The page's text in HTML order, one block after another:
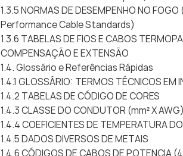
1.3.5 NORMAS DE DESEMPENHO NO FOGO
Performance Cable Standards)
1.3.6 TABELAS DE FIOS E CABOS
COMPENSAÇÃO E EXTENSÃO
1.4. Glossário e Referências Rápidas
1.4.1 GLOSSÁRIO: TERMOS TÉCNICOS EM
1.4.2 TABELAS DE CÓDIGO DE CORES
1.4.3 CLASSE DO CONDUTOR (mm² X
1.4.4 COEFICIENTES DE TEMPERATURA
1.4.5 DADOS DIVERSOS DE METAIS
1.4.6 CÓDIGOS DE CABOS DE POTENCIA